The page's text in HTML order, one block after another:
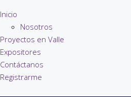
Inicio
Nosotros
Proyectos en Valle
Expositores
Contáctanos
Registrarme